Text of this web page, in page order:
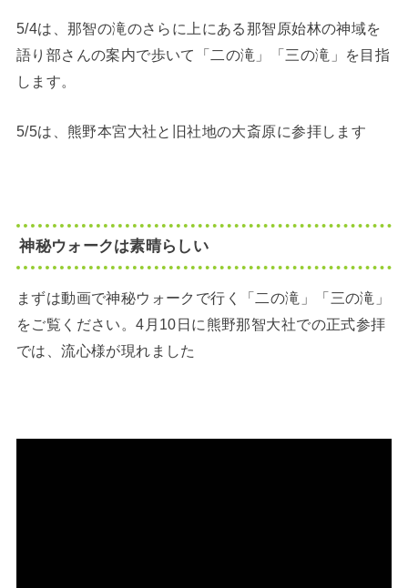
5/4は、那智の滝のさらに上にある那智原始林の神域を
語り部さんの案内で歩いて「二の滝」「三の滝」を目指
します。
5/5は、熊野本宮大社と旧社地の大斎原に参拝します
神秘ウォークは素晴らしい
まずは動画で神秘ウォークで行く「二の滝」「三の滝」
をご覧ください。4月10日に熊野那智大社での正式参拝
では、流心様が現れました